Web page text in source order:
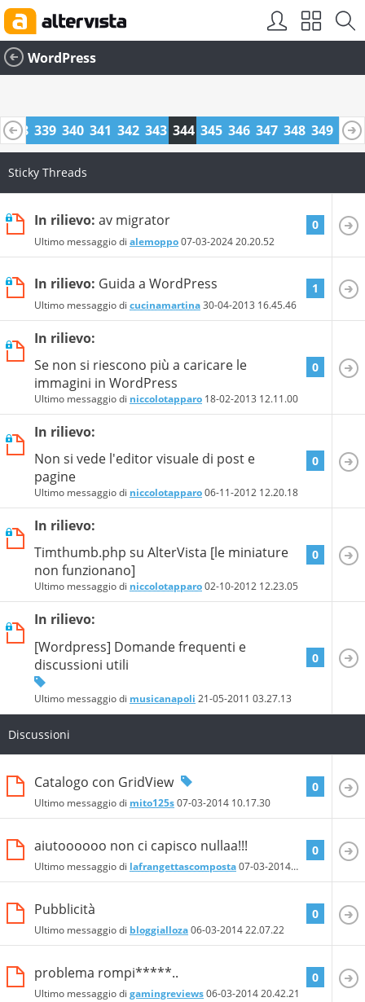
WordPress
338 339 340 341 342 343 344 345 346 347 348 349 350
Sticky Threads
In rilievo: av migrator
Ultimo messaggio di alemoppo07-03-202420.20.52
0
In rilievo: Guida a WordPress
Ultimo messaggio di cucinamartina30-04-2013 16.45.46
1
In rilievo:
Se non si riescono più a caricare le
immagini in WordPress
Ultimo messaggio di niccolotapparo 18-02-2013 12.11.00
0
In rilievo:
Non si vede l'editor visuale di post e
pagine
Ultimo messaggio di niccolotapparo06-11-2012 12.20.18
0
In rilievo:
Timthumb.php su AlterVista [le miniature
non funzionano]
Ultimo messaggio di niccolotapparo02-10-2012 12.23.05
0
In rilievo:
[Wordpress] Domande frequenti e
discussioni utili
Ultimo messaggio di musicanapoli 21-05-2011 03.27.13
0
Discussioni
Catalogo con GridView
Ultimo messaggio di mito125s07-03-2014 10.17.30
0
aiutoooooo non ci capisco nullaa!!!
Ultimo messaggio di lafrangettascomposta07-03-2014 00.58.52
0
Pubblicità
Ultimo messaggio di bloggialloza06-03-201422.07.22
0
problema rompi*****..
Ultimo messaggio di gamingreviews06-03-201420.42.21
0